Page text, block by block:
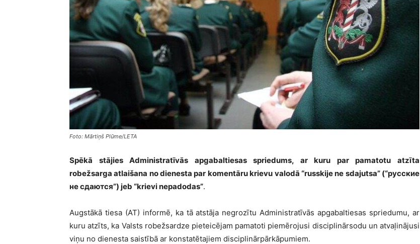
Foto: Mārtiņš Plūme/LETA
Spēkā stājies Administratīvās apgabaltiesas spriedums, ar kuru par pamatotu atzīta
robežsarga atlaišana no dienesta par komentāru krievu valodā “russkije ne sdajutsa” (“русские
не сдаются”) jeb “krievi nepadodas”.
Augstākā tiesa (AT) informē, ka tā atstāja negrozītu Administratīvās apgabaltiesas spriedumu, ar
kuru atzīts, ka Valsts robežsardze pieteicējam pamatoti piemērojusi disciplinārsodu un atvaļinājusi
viņu no dienesta saistībā ar konstatētajiem disciplinārpārkāpumiem.